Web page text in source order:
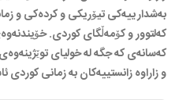
بەشدارییەکی تیۆریکی و کردەکی و
کەلتوور و کۆمەڵگای کوردی.
کەسانەی کە جگە لە خولیای
و زاراوە زانستییەکان بە زمانی کوردی